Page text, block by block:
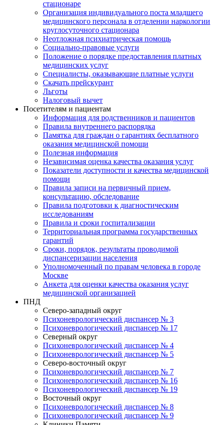
стационаре
Организация индивидуального поста младшего
медицинского персонала в отделении наркологии
круглосуточного стационара
Неотложная психиатрическая помощь
Социально-правовые услуги
Положение о порядке предоставления платных
медицинских услуг
Специалисты, оказывающие платные услуги
Скачать прейскурант
Льготы
Налоговый вычет
Посетителям и пациентам
Информация для родственников и пациентов
Правила внутреннего распорядка
Памятка для граждан о гарантиях бесплатного
оказания медицинской помощи
Полезная информация
Независимая оценка качества оказания услуг
Показатели доступности и качества медицинской
помощи
Правила записи на первичный прием,
консультацию, обследование
Правила подготовки к диагностическим
исследованиям
Правила и сроки госпитализации
Территориальная программа государственных
гарантий
Сроки, порядок, результаты проводимой
диспансеризации населения
Уполномоченный по правам человека в городе
Москве
Анкета для оценки качества оказания услуг
медицинской организацией
ПНД
Северо-западный округ
Психоневрологический диспансер № 3
Психоневрологический диспансер № 17
Северный округ
Психоневрологический диспансер № 4
Психоневрологический диспансер № 5
Северо-восточный округ
Психоневрологический диспансер № 7
Психоневрологический диспансер № 16
Психоневрологический диспансер № 19
Восточный округ
Психоневрологический диспансер № 8
Психоневрологический диспансер № 9